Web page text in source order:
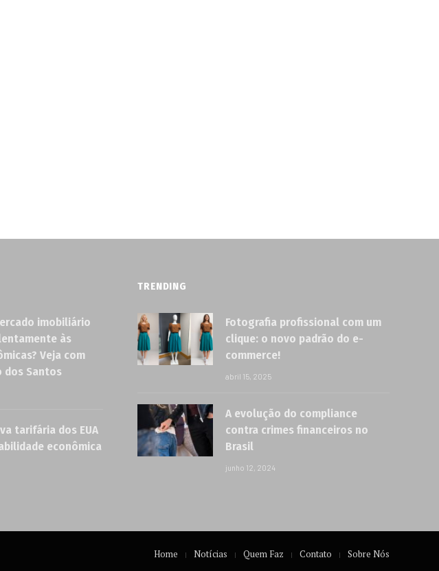
imobiliário
às
Veja com
dos Santos
tarifária dos EUA
econômica
TRENDING
Fotografia profissional com um
clique: o novo padrão do e-
commerce!
abril 15, 2025
A evolução do compliance
contra crimes financeiros no
Brasil
junho 12, 2024
Home Notícias Quem Faz Contato Sobre Nós